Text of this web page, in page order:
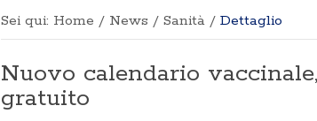
Sei qui: Home / News / Sanità / Dettaglio
Nuovo calendario
gratuito